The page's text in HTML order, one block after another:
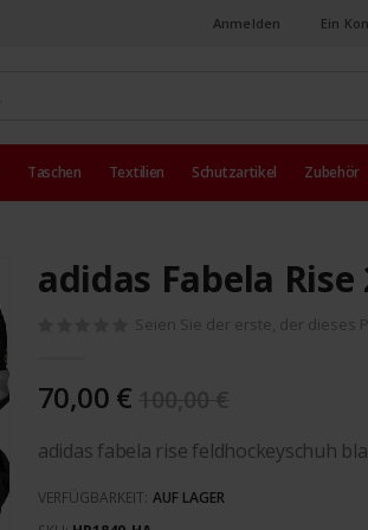
Anmelden Ein
Taschen Textilien Schutzartikel Zubehör
adidas Fabela
Seien Sie der erste, der dieses
70,00 €
adidas fabela rise feldhockeyschuh
VERFÜGBARKEIT: AUF LAGER